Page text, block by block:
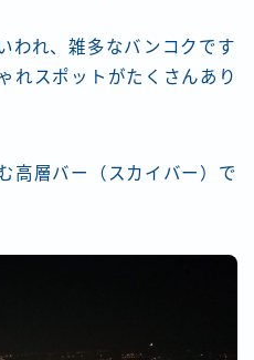
われ、雑多なバンコクです
れスポットがたくさんあり
高層バー（スカイバー）で